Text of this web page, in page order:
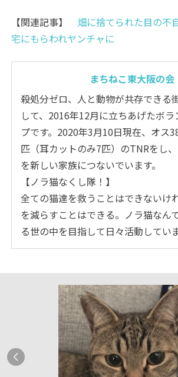
【関連記事】 畑に捨てられた目の
宅にもらわれヤンチャに
まちねこ東大阪の会
殺処分ゼロ、人と動物が共存できる
して、2016年12月に立ちあげたボラ
プです。2020年3月10日現在、オス
匹（耳カットのみ7匹）のTNRをし
を新しい家族につないでいます。
【ノラ猫なくし隊！】
全ての猫達を救うことはできないけ
を減らすことはできる。ノラ猫なん
る世の中を目指して日々活動していま